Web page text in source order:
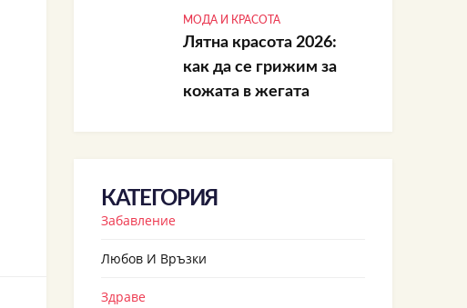
МОДА И КРАСОТА
Лятна красота 2026:
как да се грижим за
кожата в жегата
КАТЕГОРИЯ
Забавление
Любов И Връзки
Здраве